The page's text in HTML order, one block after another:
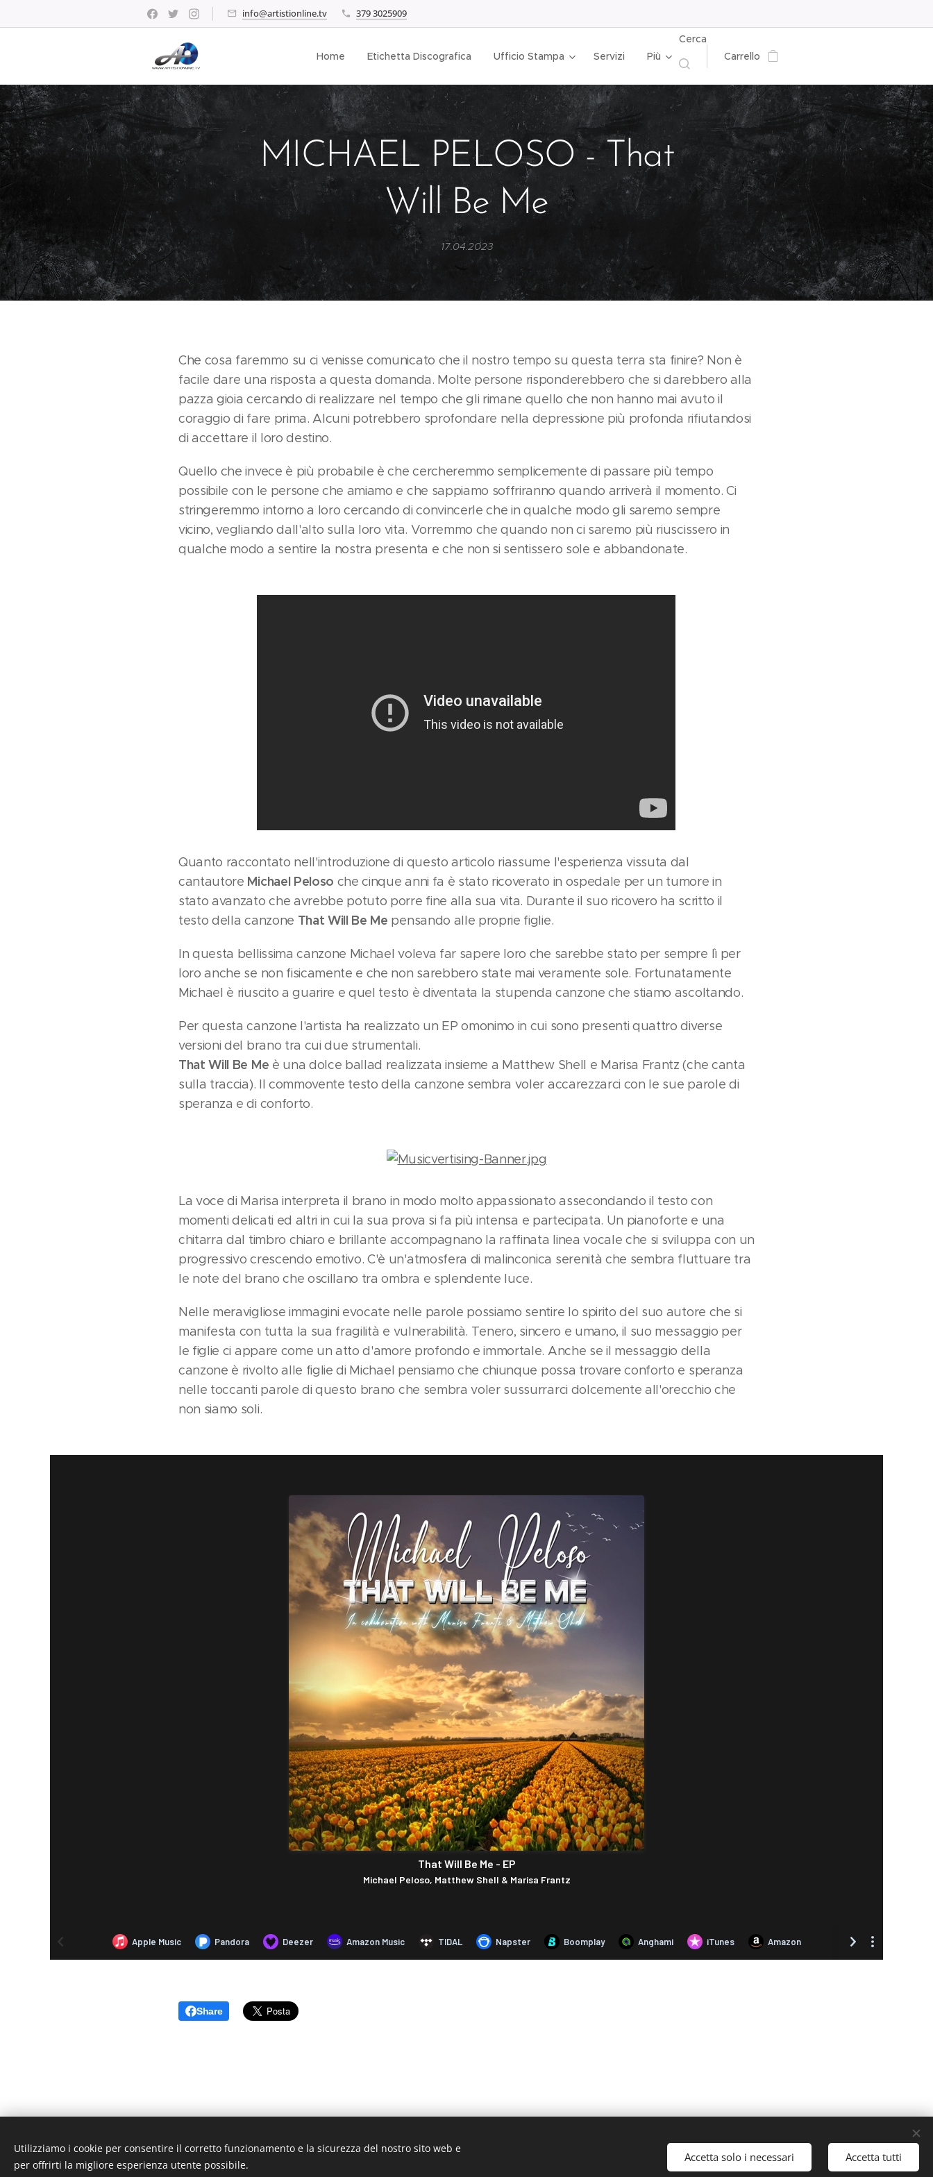
info@artistionline.tv 379 3025909
Home Etichetta Discografica Ufficio Stampa Servizi Più
Cerca
Carrello
MICHAEL PELOSO - That
Will Be Me
17.04.2023
Che cosa faremmo su ci venisse comunicato che il nostro tempo su questa terra sta finire? Non è
facile dare una risposta a questa domanda. Molte persone risponderebbero che si darebbero alla
pazza gioia cercando di realizzare nel tempo che gli rimane quello che non hanno mai avuto il
coraggio di fare prima. Alcuni potrebbero sprofondare nella depressione più profonda rifiutandosi
di accettare il loro destino.
Quello che invece è più probabile è che cercheremmo semplicemente di passare più tempo
possibile con le persone che amiamo e che sappiamo soffriranno quando arriverà il momento. Ci
stringeremmo intorno a loro cercando di convincerle che in qualche modo gli saremo sempre
vicino, vegliando dall'alto sulla loro vita. Vorremmo che quando non ci saremo più riuscissero in
qualche modo a sentire la nostra presenta e che non si sentissero sole e abbandonate.
Quanto raccontato nell'introduzione di questo articolo riassume l'esperienza vissuta dal
cantautore Michael Peloso che cinque anni fa è stato ricoverato in ospedale per un tumore in
stato avanzato che avrebbe potuto porre fine alla sua vita. Durante il suo ricovero ha scritto il
testo della canzone That Will Be Me pensando alle proprie figlie.
In questa bellissima canzone Michael voleva far sapere loro che sarebbe stato per sempre lì per
loro anche se non fisicamente e che non sarebbero state mai veramente sole. Fortunatamente
Michael è riuscito a guarire e quel testo è diventata la stupenda canzone che stiamo ascoltando.
Per questa canzone l'artista ha realizzato un EP omonimo in cui sono presenti quattro diverse
versioni del brano tra cui due strumentali.
That Will Be Me è una dolce ballad realizzata insieme a Matthew Shell e Marisa Frantz (che canta
sulla traccia). Il commovente testo della canzone sembra voler accarezzarci con le sue parole di
speranza e di conforto.
La voce di Marisa interpreta il brano in modo molto appassionato assecondando il testo con
momenti delicati ed altri in cui la sua prova si fa più intensa e partecipata. Un pianoforte e una
chitarra dal timbro chiaro e brillante accompagnano la raffinata linea vocale che si sviluppa con un
progressivo crescendo emotivo. C'è un'atmosfera di malinconica serenità che sembra fluttuare tra
le note del brano che oscillano tra ombra e splendente luce.
Nelle meravigliose immagini evocate nelle parole possiamo sentire lo spirito del suo autore che si
manifesta con tutta la sua fragilità e vulnerabilità. Tenero, sincero e umano, il suo messaggio per
le figlie ci appare come un atto d'amore profondo e immortale. Anche se il messaggio della
canzone è rivolto alle figlie di Michael pensiamo che chiunque possa trovare conforto e speranza
nelle toccanti parole di questo brano che sembra voler sussurrarci dolcemente all'orecchio che
non siamo soli.
Share
© 2019 www.artistionline.tv
Utilizziamo i cookie per consentire il corretto funzionamento e la sicurezza del nostro sito web e
per offrirti la migliore esperienza utente possibile.
Accetta solo i necessari Accetta tutti